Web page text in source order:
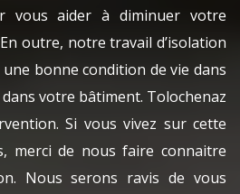
vous aider à diminuer votre
outre, notre travail d’isolation
bonne condition de vie dans
votre bâtiment. Tolochenaz
Si vous vivez sur cette
merci de nous faire connaitre
Nous serons ravis de vous